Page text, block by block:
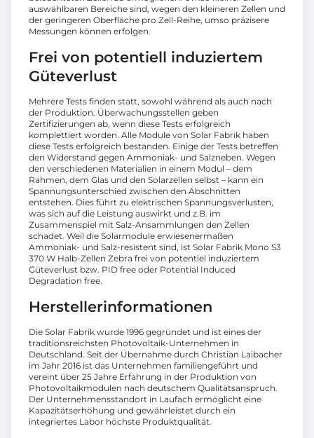
auswählbaren Bereiche sind, wegen den kleineren Zellen und
der geringeren Oberfläche pro Zell-Reihe, umso präzisere
Messungen können erfolgen.
Frei von potentiell induziertem
Güteverlust
Mehrere Tests finden statt, sowohl während als auch nach
der Produktion. Überwachungsstellen geben
Zertifizierungen ab, wenn diese Tests erfolgreich
komplettiert worden. Alle Module von Solar Fabrik haben
diese Tests erfolgreich bestanden. Einige der Tests betreffen
den Widerstand gegen Ammoniak- und Salzneben. Wegen
den verschiedenen Materialien in einem Modul – dem
Rahmen, dem Glas und den Solarzellen selbst – kann ein
Spannungsunterschied zwischen den Abschnitten
entstehen. Dies führt zu elektrischen Spannungsverlusten,
was sich auf die Leistung auswirkt und z.B. im
Zusammenspiel mit Salz-Ansammlungen den Zellen
schadet. Weil die Solarmodule erwiesenermaßen
Ammoniak- und Salz-resistent sind, ist Solar Fabrik Mono S3
370 W Halb-Zellen Zebra frei von potentiel induziertem
Güteverlust bzw. PID free oder Potential Induced
Degradation free.
Herstellerinformationen
Die Solar Fabrik wurde 1996 gegründet und ist eines der
traditionsreichsten Photovoltaik-Unternehmen in
Deutschland. Seit der Übernahme durch Christian Laibacher
im Jahr 2016 ist das Unternehmen familiengeführt und
vereint über 25 Jahre Erfahrung in der Produktion von
Photovoltaikmodulen nach deutschem Qualitätsanspruch.
Der Unternehmensstandort in Laufach ermöglicht eine
Kapazitätserhöhung und gewährleistet durch ein
integriertes Labor höchste Produktqualität.